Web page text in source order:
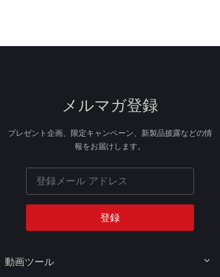
動画ツール
メルマガ登録
プレゼント企画、限定キャンペーン、新製品披露などの情
報をお届けします。